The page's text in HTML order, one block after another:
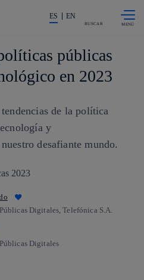
La acción en accionistas e
ES EN
BUSCAR
públicas
en 2023
de la política
y
desafiante mundo.
Digitales, Telefónica S.A.
Digitales